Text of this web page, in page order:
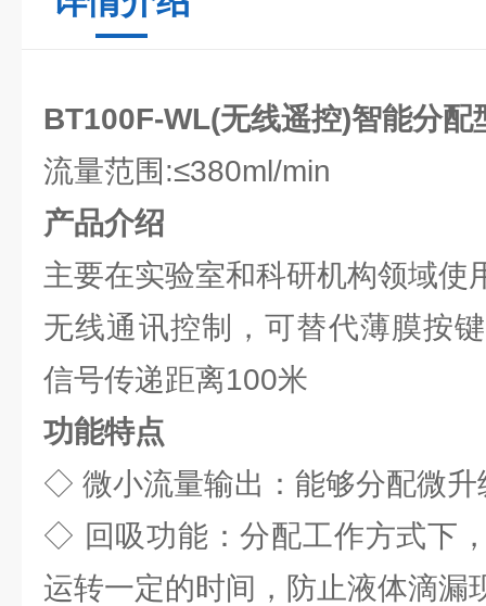
BT100F-WL(无线遥控)智能分配
流量范围:≤380ml/min
产品介绍
主要在实验室和科研机构领域使
无线通讯控制，可替代薄膜按
信号传递距离100米
功能特点
◇ 微小流量输出：能够分配微升
◇ 回吸功能：分配工作方式下
运转一定的时间，防止液体滴漏